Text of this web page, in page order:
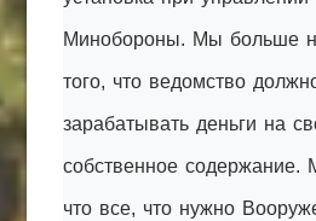
Минобороны. Мы больше
того, что ведомство
зарабатывать деньги на
собственное содержание.
что все, что нужно